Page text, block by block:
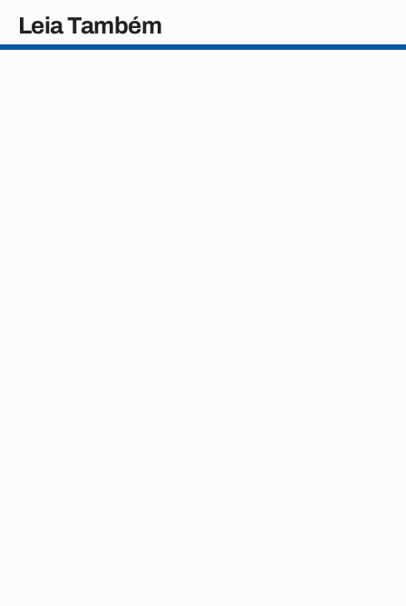
Leia Também